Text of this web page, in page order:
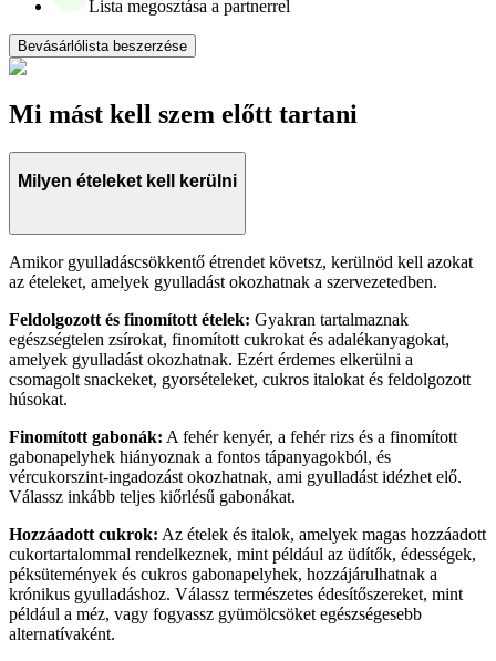
Lista megosztása a partnerrel
Bevásárlólista beszerzése
Mi mást kell szem előtt tartani
Milyen ételeket kell kerülni
Amikor gyulladáscsökkentő étrendet követsz, kerülnöd kell azokat
az ételeket, amelyek gyulladást okozhatnak a szervezetedben.
Feldolgozott és finomított ételek: Gyakran tartalmaznak
egészségtelen zsírokat, finomított cukrokat és adalékanyagokat,
amelyek gyulladást okozhatnak. Ezért érdemes elkerülni a
csomagolt snackeket, gyorsételeket, cukros italokat és feldolgozott
húsokat.
Finomított gabonák: A fehér kenyér, a fehér rizs és a finomított
gabonapelyhek hiányoznak a fontos tápanyagokból, és
vércukorszint-ingadozást okozhatnak, ami gyulladást idézhet elő.
Válassz inkább teljes kiőrlésű gabonákat.
Hozzáadott cukrok: Az ételek és italok, amelyek magas hozzáadott
cukortartalommal rendelkeznek, mint például az üdítők, édességek,
péksütemények és cukros gabonapelyhek, hozzájárulhatnak a
krónikus gyulladáshoz. Válassz természetes édesítőszereket, mint
például a méz, vagy fogyassz gyümölcsöket egészségesebb
alternatívaként.